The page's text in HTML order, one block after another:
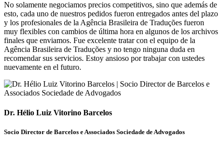
No solamente negociamos precios competitivos, sino que además de
esto, cada uno de nuestros pedidos fueron entregados antes del plazo
y los profesionales de la Agência Brasileira de Traduções fueron
muy flexibles con cambios de última hora en algunos de los archivos
finales que enviamos. Fue excelente tratar con el equipo de la
Agência Brasileira de Traduções y no tengo ninguna duda en
recomendar sus servicios. Estoy ansioso por trabajar con ustedes
nuevamente en el futuro.
Dr. Hélio Luiz Vitorino Barcelos
Socio Director de Barcelos e Associados Sociedade de Advogados